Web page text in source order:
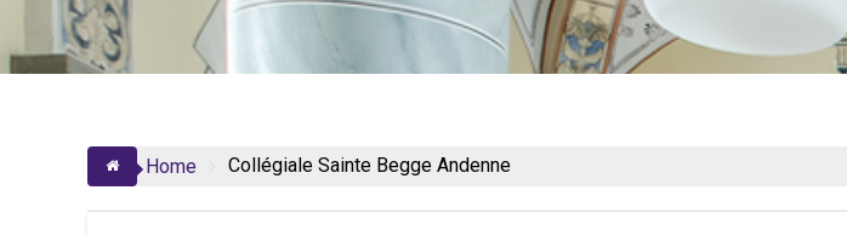
Home Collégiale Sainte Begge Andenne